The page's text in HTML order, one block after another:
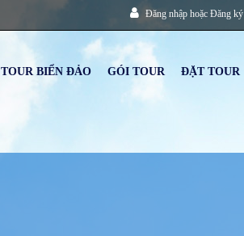
Đăng nhập hoặc Đăng ký
TOUR BIỂN ĐẢO GÓI TOUR ĐẶT TOUR